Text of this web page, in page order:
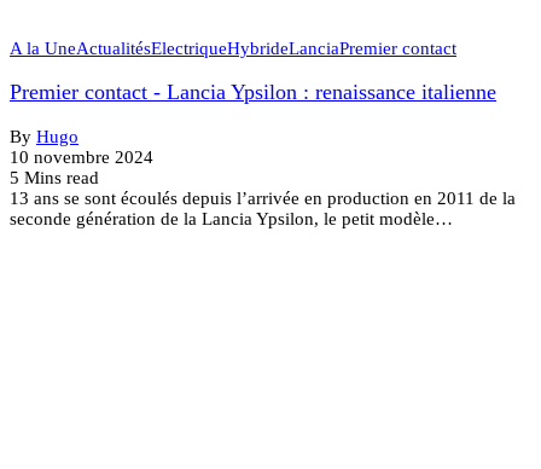
A la UneActualitésElectriqueHybrideLanciaPremier contact
Premier contact - Lancia Ypsilon : renaissance italienne
By Hugo
10 novembre 2024
5 Mins read
13 ans se sont écoulés depuis l’arrivée en production en 2011 de la
seconde génération de la Lancia Ypsilon, le petit modèle…